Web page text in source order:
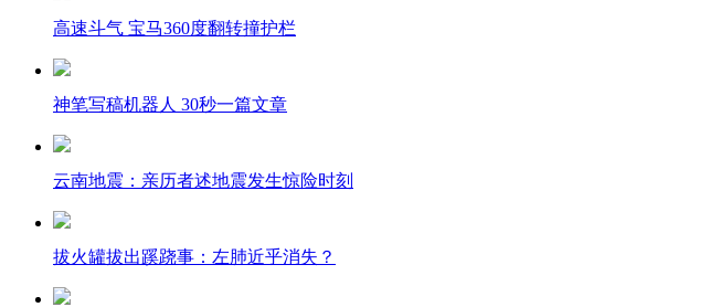
高速斗气 宝马360度翻转撞护栏
神笔写稿机器人 30秒一篇文章
云南地震：亲历者述地震发生惊险时刻
拔火罐拔出蹊跷事：左肺近乎消失？